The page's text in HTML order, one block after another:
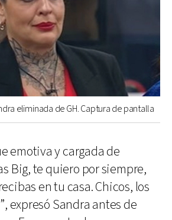
eliminada de GH. Captura de pantalla
emotiva y cargada de
Big, te quiero por siempre,
en tu casa. Chicos, los
expresó Sandra antes de